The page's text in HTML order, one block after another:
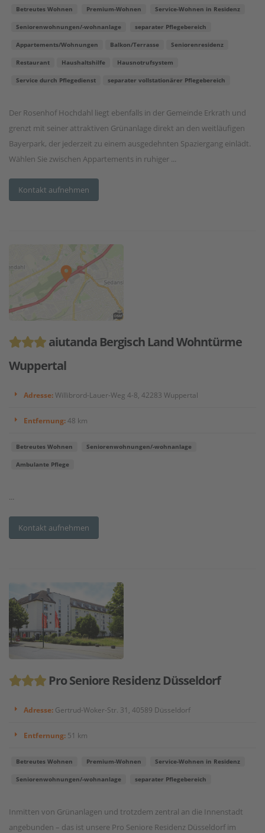
Betreutes Wohnen Premium-Wohnen Service-Wohnen in Residenz
Seniorenwohnungen/-wohnanlage separater Pflegebereich
Appartements/Wohnungen Balkon/Terrasse Seniorenresidenz
Restaurant Haushaltshilfe Hausnotrufsystem
Service durch Pflegedienst separater vollstationärer Pflegebereich
Der Rosenhof Hochdahl liegt ebenfalls in der Gemeinde Erkrath und
grenzt mit seiner attraktiven Grünanlage direkt an den weitläufigen
Bayerpark, der jederzeit zu einem ausgedehnten Spaziergang einlädt.
Wählen Sie zwischen Appartements in ruhiger ...
Kontakt aufnehmen
aiutanda Bergisch Land Wohntürme
Wuppertal
Adresse:Willibrord-Lauer-Weg 4-8, 42283 Wuppertal
Entfernung:48 km
Betreutes Wohnen Seniorenwohnungen/-wohnanlage
Ambulante Pflege
...
Kontakt aufnehmen
Pro Seniore Residenz Düsseldorf
Adresse: Gertrud-Woker-Str. 31, 40589 Düsseldorf
Entfernung: 51 km
Betreutes Wohnen Premium-Wohnen Service-Wohnen in Residenz
Seniorenwohnungen/-wohnanlage separater Pflegebereich
Inmitten von Grünanlagen und trotzdem zentral an die Innenstadt
angebunden – das ist unsere Pro Seniore Residenz Düsseldorf im